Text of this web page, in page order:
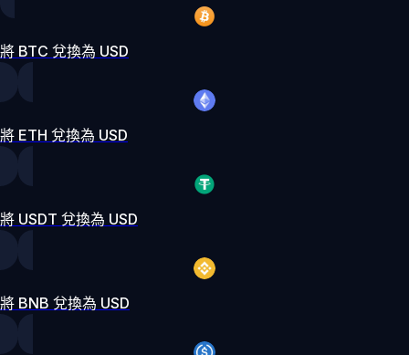
將 BTC 兌換為 USD
將 ETH 兌換為 USD
將 USDT 兌換為 USD
將 BNB 兌換為 USD